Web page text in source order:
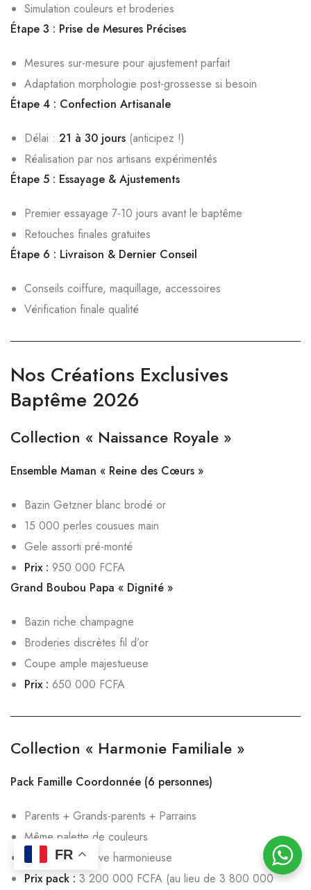
Simulation couleurs et broderies
Étape 3 : Prise de Mesures Précises
Mesures sur-mesure pour ajustement parfait
Adaptation morphologie post-grossesse si besoin
Étape 4 : Confection Artisanale
Délai : 21 à 30 jours (anticipez !)
Réalisation par nos artisans expérimentés
Étape 5 : Essayage & Ajustements
Premier essayage 7-10 jours avant le baptême
Retouches finales gratuites
Étape 6 : Livraison & Dernier Conseil
Conseils coiffure, maquillage, accessoires
Vérification finale qualité
Nos Créations Exclusives
Baptême 2026
Collection « Naissance Royale »
Ensemble Maman « Reine des Cœurs »
Bazin Getzner blanc brodé or
15 000 perles cousues main
Gele assorti pré-monté
Prix : 950 000 FCFA
Grand Boubou Papa « Dignité »
Bazin riche champagne
Broderies discrètes fil d’or
Coupe ample majestueuse
Prix : 650 000 FCFA
Collection « Harmonie Familiale »
Pack Famille Coordonnée (6 personnes)
Parents + Grands-parents + Parrains
Même palette de couleurs
Création exclusive harmonieuse
Prix pack : 3 200 000 FCFA (au lieu de 3 800 000
FR